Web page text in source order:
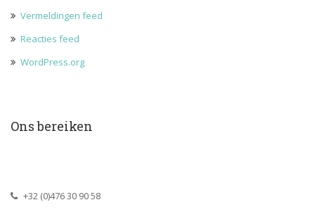
Vermeldingen feed
Reacties feed
WordPress.org
Ons bereiken
+32 (0)476 30 90 58